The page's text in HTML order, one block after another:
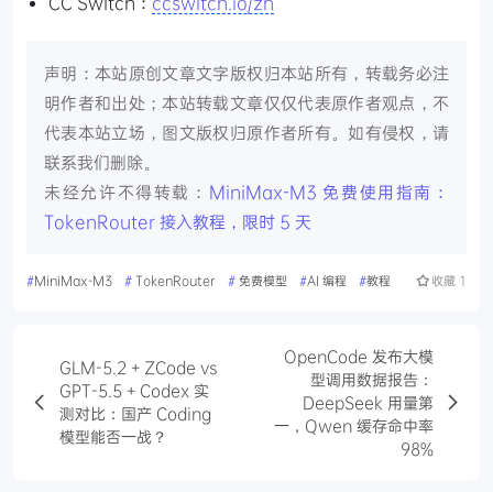
声明：本站原创文章文字版权归本站所有，转载务必注
明作者和出处；本站转载文章仅仅代表原作者观点，不
代表本站立场，图文版权归原作者所有。如有侵权，请
联系我们删除。
未经允许不得转载： MiniMax-M3 免费使用指南：
TokenRouter 接入教程，限时 5 天
#MiniMax-M3 # TokenRouter # 免费模型 #AI 编程 #教程 收藏 1
GLM-5.2 + ZCode vs
GPT-5.5 + Codex 实
测对比：国产 Coding
模型能否一战？
OpenCode 发布大模
型调用数据报告：
DeepSeek 用量第
一，Qwen 缓存命中率
98%